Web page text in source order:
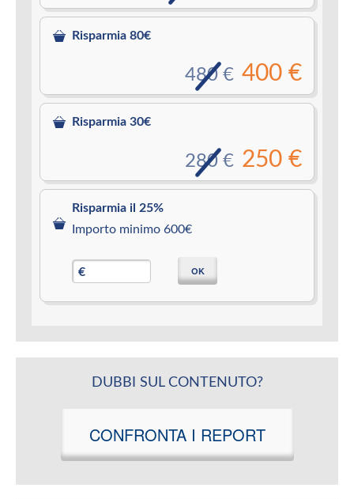
Risparmia 80€
400 €
480 €
Risparmia 30€
250 €
280 €
Risparmia il 25%
Importo minimo 600€
€ OK
DUBBI SUL CONTENUTO?
CONFRONTA I REPORT